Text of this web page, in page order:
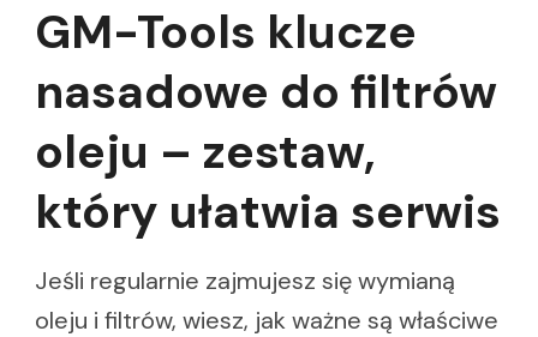
GM-Tools klucze
nasadowe do filtrów
oleju – zestaw,
który ułatwia serwis
Jeśli regularnie zajmujesz się wymianą
oleju i filtrów, wiesz, jak ważne są właściwe